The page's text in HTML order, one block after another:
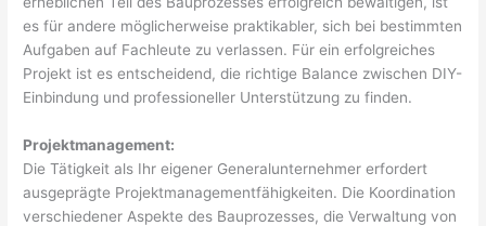
es für andere möglicherweise praktikabler, sich bei bestimmten
Aufgaben auf Fachleute zu verlassen. Für ein erfolgreiches
Projekt ist es entscheidend, die richtige Balance zwischen DIY-
Einbindung und professioneller Unterstützung zu finden.
Projektmanagement:
Die Tätigkeit als Ihr eigener Generalunternehmer erfordert
ausgeprägte Projektmanagementfähigkeiten. Die Koordination
verschiedener Aspekte des Bauprozesses, die Verwaltung von